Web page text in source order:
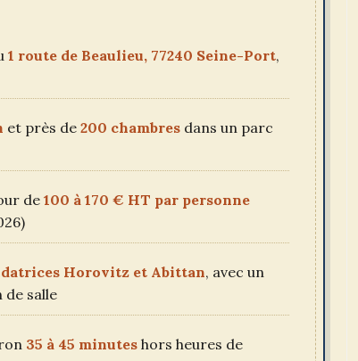
1 route de Beaulieu, 77240 Seine-Port,
et près de 200 chambres dans un parc
de100 à 170 € HT par personne
Horovitz et Abittan, avec un
de salle
35 à 45 minutes hors heures de